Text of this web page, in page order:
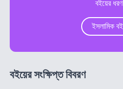
বইয়ের ধরণ
ইসলামিক বই
বইয়ের সংক্ষিপ্ত বিবরণ